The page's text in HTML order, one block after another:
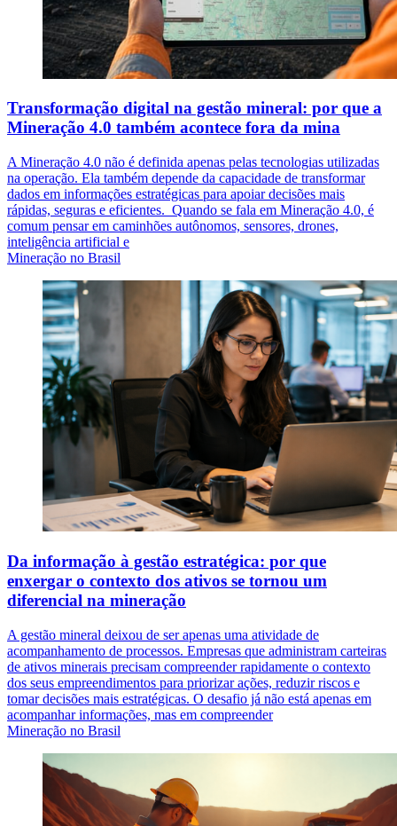
Transformação digital na gestão mineral: por que a
Mineração 4.0 também acontece fora da mina
A Mineração 4.0 não é definida apenas pelas tecnologias utilizadas
na operação. Ela também depende da capacidade de transformar
dados em informações estratégicas para apoiar decisões mais
rápidas, seguras e eficientes. Quando se fala em Mineração 4.0, é
comum pensar em caminhões autônomos, sensores, drones,
inteligência artificial e
Mineração no Brasil
Da informação à gestão estratégica: por que
enxergar o contexto dos ativos se tornou um
diferencial na mineração
A gestão mineral deixou de ser apenas uma atividade de
acompanhamento de processos. Empresas que administram carteiras
de ativos minerais precisam compreender rapidamente o contexto
dos seus empreendimentos para priorizar ações, reduzir riscos e
tomar decisões mais estratégicas. O desafio já não está apenas em
acompanhar informações, mas em compreender
Mineração no Brasil